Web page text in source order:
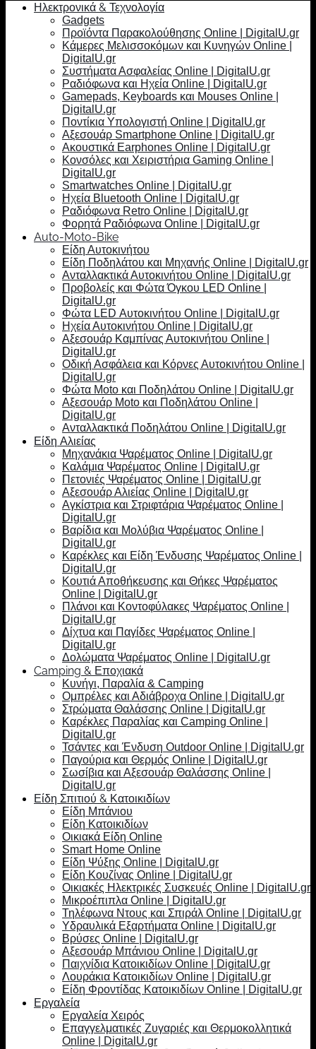
Ηλεκτρονικά & Τεχνολογία
Gadgets
Προϊόντα Παρακολούθησης Online | DigitalU.gr
Κάμερες Μελισσοκόμων και Κυνηγών Online |
DigitalU.gr
Συστήματα Ασφαλείας Online | DigitalU.gr
Ραδιόφωνα και Ηχεία Online | DigitalU.gr
Gamepads, Keyboards και Mouses Online |
DigitalU.gr
Ποντίκια Υπολογιστή Online | DigitalU.gr
Αξεσουάρ Smartphone Online | DigitalU.gr
Ακουστικά Earphones Online | DigitalU.gr
Κονσόλες και Χειριστήρια Gaming Online |
DigitalU.gr
Smartwatches Online | DigitalU.gr
Ηχεία Bluetooth Online | DigitalU.gr
Ραδιόφωνα Retro Online | DigitalU.gr
Φορητά Ραδιόφωνα Online | DigitalU.gr
Auto-Moto-Bike
Είδη Αυτοκινήτου
Είδη Ποδηλάτου και Μηχανής Online | DigitalU.gr
Ανταλλακτικά Αυτοκινήτου Online | DigitalU.gr
Προβολείς και Φώτα Όγκου LED Online |
DigitalU.gr
Φώτα LED Αυτοκινήτου Online | DigitalU.gr
Ηχεία Αυτοκινήτου Online | DigitalU.gr
Αξεσουάρ Καμπίνας Αυτοκινήτου Online |
DigitalU.gr
Οδική Ασφάλεια και Κόρνες Αυτοκινήτου Online |
DigitalU.gr
Φώτα Moto και Ποδηλάτου Online | DigitalU.gr
Αξεσουάρ Moto και Ποδηλάτου Online |
DigitalU.gr
Ανταλλακτικά Ποδηλάτου Online | DigitalU.gr
Είδη Αλιείας
Μηχανάκια Ψαρέματος Online | DigitalU.gr
Καλάμια Ψαρέματος Online | DigitalU.gr
Πετονιές Ψαρέματος Online | DigitalU.gr
Αξεσουάρ Αλιείας Online | DigitalU.gr
Αγκίστρια και Στριφτάρια Ψαρέματος Online |
DigitalU.gr
Βαρίδια και Μολύβια Ψαρέματος Online |
DigitalU.gr
Καρέκλες και Είδη Ένδυσης Ψαρέματος Online |
DigitalU.gr
Κουτιά Αποθήκευσης και Θήκες Ψαρέματος
Online | DigitalU.gr
Πλάνοι και Κοντοφύλακες Ψαρέματος Online |
DigitalU.gr
Δίχτυα και Παγίδες Ψαρέματος Online |
DigitalU.gr
Δολώματα Ψαρέματος Online | DigitalU.gr
Camping & Εποχιακά
Κυνήγι, Παραλία & Camping
Ομπρέλες και Αδιάβροχα Online | DigitalU.gr
Στρώματα Θαλάσσης Online | DigitalU.gr
Καρέκλες Παραλίας και Camping Online |
DigitalU.gr
Τσάντες και Ένδυση Outdoor Online | DigitalU.gr
Παγούρια και Θερμός Online | DigitalU.gr
Σωσίβια και Αξεσουάρ Θαλάσσης Online |
DigitalU.gr
Είδη Σπιτιού & Κατοικιδίων
Είδη Μπάνιου
Είδη Κατοικιδίων
Οικιακά Είδη Online
Smart Home Online
Είδη Ψύξης Online | DigitalU.gr
Είδη Κουζίνας Online | DigitalU.gr
Οικιακές Ηλεκτρικές Συσκευές Online | DigitalU.gr
Μικροέπιπλα Online | DigitalU.gr
Τηλέφωνα Ντους και Σπιράλ Online | DigitalU.gr
Υδραυλικά Εξαρτήματα Online | DigitalU.gr
Βρύσες Online | DigitalU.gr
Αξεσουάρ Μπάνιου Online | DigitalU.gr
Παιχνίδια Κατοικιδίων Online | DigitalU.gr
Λουράκια Κατοικιδίων Online | DigitalU.gr
Είδη Φροντίδας Κατοικιδίων Online | DigitalU.gr
Εργαλεία
Εργαλεία Χειρός
Επαγγελματικές Ζυγαριές και Θερμοκολλητικά
Online | DigitalU.gr